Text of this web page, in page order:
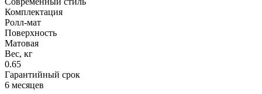
Комплектация
Ролл-мат
Поверхность
Матовая
Вес, кг
0.65
Гарантийный срок
6 месяцев